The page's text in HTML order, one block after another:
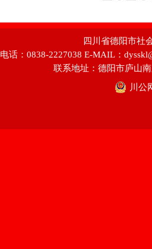
四川省德阳市社
电话：0838-2227038 E-MAIL：
联系地址：德阳市庐山
川公